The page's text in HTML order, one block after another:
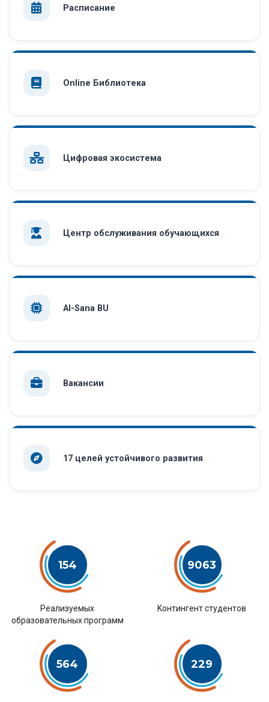
Расписание
Online Библиотека
Цифровая экосистема
Центр обслуживания обучающихся
AI-Sana BU
Вакансии
17 целей устойчивого развития
154
Pеализуемых
образовательных программ
9063
Kонтингент студентов
564 229